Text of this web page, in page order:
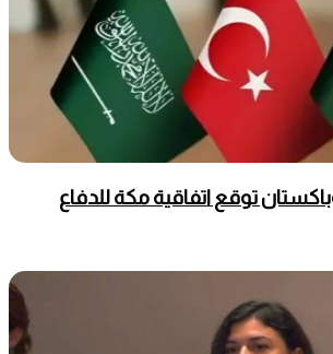
توقع اتفاقية مكة للدفاع